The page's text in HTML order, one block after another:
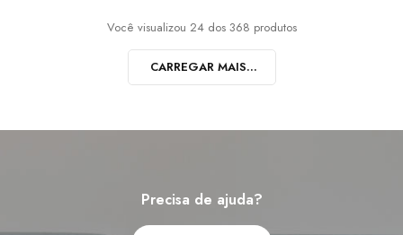
Você visualizou 24 dos 368 produtos
CARREGAR MAIS...
Precisa de ajuda?